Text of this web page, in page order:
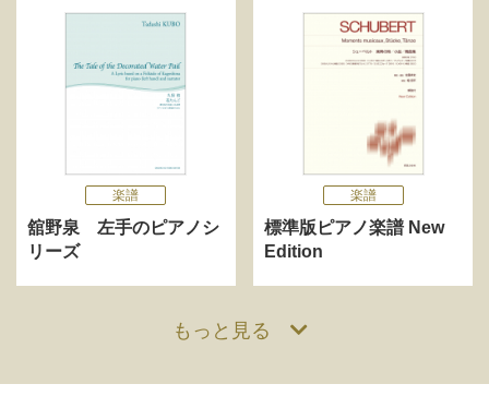
楽譜
舘野泉 左手のピアノシ
リーズ
楽譜
標準版ピアノ楽譜 New
Edition
もっと見る